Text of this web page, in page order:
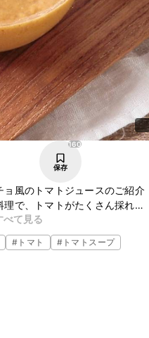
160
保存
風のトマトジュースのご紹介
で、トマトがたくさん採れる
野菜の旨味がたっぷり詰まっ
さいね。
べて見る
# トマト # トマトスープ